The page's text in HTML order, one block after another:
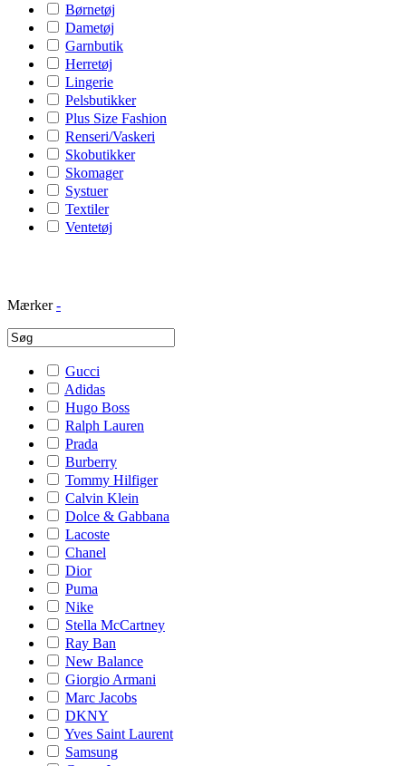
Børnetøj
Dametøj
Garnbutik
Herretøj
Lingerie
Pelsbutikker
Plus Size Fashion
Renseri/Vaskeri
Skobutikker
Skomager
Systuer
Textiler
Ventetøj
Mærker -
Gucci
Adidas
Hugo Boss
Ralph Lauren
Prada
Burberry
Tommy Hilfiger
Calvin Klein
Dolce & Gabbana
Lacoste
Chanel
Dior
Puma
Nike
Stella McCartney
Ray Ban
New Balance
Giorgio Armani
Marc Jacobs
DKNY
Yves Saint Laurent
Samsung